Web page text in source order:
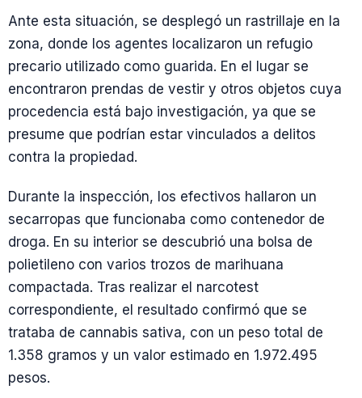
Ante esta situación, se desplegó un rastrillaje en la
zona, donde los agentes localizaron un refugio
precario utilizado como guarida. En el lugar se
encontraron prendas de vestir y otros objetos cuya
procedencia está bajo investigación, ya que se
presume que podrían estar vinculados a delitos
contra la propiedad.
Durante la inspección, los efectivos hallaron un
secarropas que funcionaba como contenedor de
droga. En su interior se descubrió una bolsa de
polietileno con varios trozos de marihuana
compactada. Tras realizar el narcotest
correspondiente, el resultado confirmó que se
trataba de cannabis sativa, con un peso total de
1.358 gramos y un valor estimado en 1.972.495
pesos.